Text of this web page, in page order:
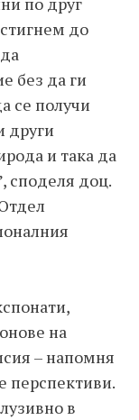
до
без да ги
се получи
други
и така да
споделя доц.
на
– напомня
перспективи.
в